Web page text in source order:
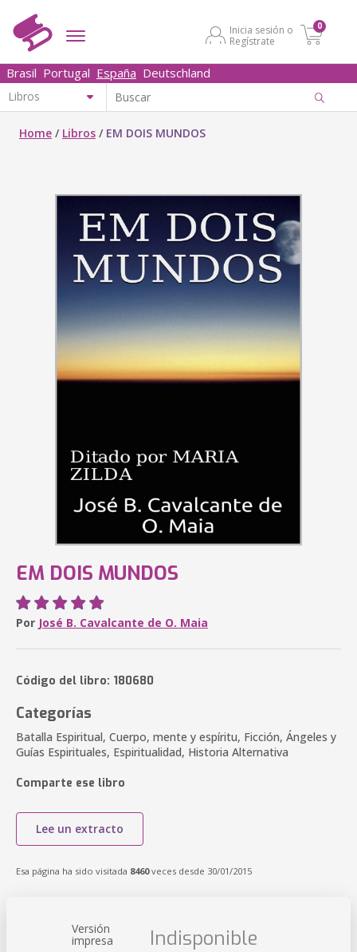
Inicia sesión o
Regístrate
0
Brasil Portugal España Deutschland
Home / Libros / EM DOIS MUNDOS
EM DOIS MUNDOS
Por José B. Cavalcante de O. Maia
Código del libro: 180680
Categorías
Batalla Espiritual, Cuerpo, mente y espíritu, Ficción, Ángeles y
Guías Espirituales, Espiritualidad, Historia Alternativa
Comparte ese libro
Lee un extracto
Esa página ha sido visitada 8460veces desde 30/01/2015
Versión
impresa Indisponible